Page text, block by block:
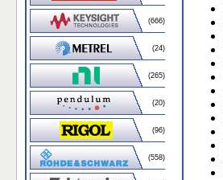
(666)
(24)
(265)
(20)
(96)
(558)